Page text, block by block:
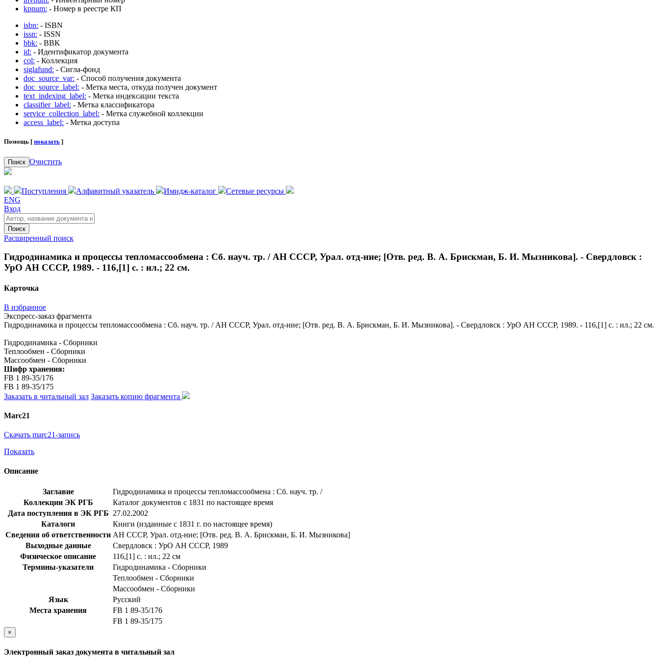
kpnum: - Номер в реестре КП
isbn: - ISBN
issn: - ISSN
bbk: - BBK
id: - Идентификатор документа
col: - Коллекция
siglafund: - Сигла-фонд
doc_source_var: - Способ получения документа
doc_source_label: - Метка места, откуда получен документ
text_indexing_label: - Метка индексации текста
classifier_label: - Метка классификатора
service_collection_label: - Метка служебной коллекции
access_label: - Метка доступа
Помощь [ показать ]
Поиск Очистить
Поступления Алфавитный указатель Имидж-каталог
Сетевые ресурсы
ENG
Вход
Поиск
Расширенный поиск
Гидродинамика и процессы тепломассообмена : Сб. науч. тр. / АН СССР, Урал. отд-ние; [Отв. ред. В. А. Брискман, Б. И. Мызникова]. - Свердловск :
УрО АН СССР, 1989. - 116,[1] с. : ил.; 22 см.
Карточка
В избранное
Экспресс-заказ фрагмента
Гидродинамика и процессы тепломассообмена : Сб. науч. тр. / АН СССР, Урал. отд-ние; [Отв. ред. В. А. Брискман, Б. И. Мызникова]. - Свердловск : УрО АН СССР, 1989. - 116,[1] с. : ил.; 22 см.
Гидродинамика - Сборники
Теплообмен - Сборники
Массообмен - Сборники
Шифр хранения:
FB 1 89-35/176
FB 1 89-35/175
Заказать в читальный зал Заказать копию фрагмента
Marc21
Скачать marc21-запись
Показать
Описание
Заглавие
Гидродинамика и процессы тепломассообмена : Сб. науч. тр. /
Коллекции ЭК РГБ
Каталог документов с 1831 по настоящее время
Дата поступления в ЭК РГБ 27.02.2002
Каталоги
Книги (изданные с 1831 г. по настоящее время)
Сведения об ответственности АН СССР, Урал. отд-ние; [Отв. ред. В. А. Брискман, Б. И. Мызникова]
Выходные данные
Свердловск : УрО АН СССР, 1989
Физическое описание
116,[1] с. : ил.; 22 см
Термины-указатели
Гидродинамика - Сборники
Теплообмен - Сборники
Массообмен - Сборники
Язык
Русский
Места хранения
FB 1 89-35/176
FB 1 89-35/175
×
Электронный заказ документа в читальный зал